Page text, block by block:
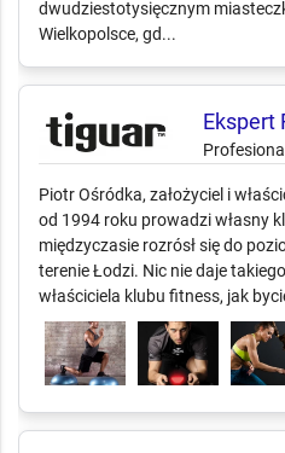
dwudziestotysięcznym
Wielkopolsce, gd...
Ekspert
Piotr Ośródka, założyciel i
od 1994 roku prowadzi własny
międzyczasie rozrósł się do
terenie Łodzi. Nic nie daje
właściciela klubu fitness, jak